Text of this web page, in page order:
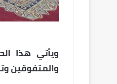
والمتفوقين